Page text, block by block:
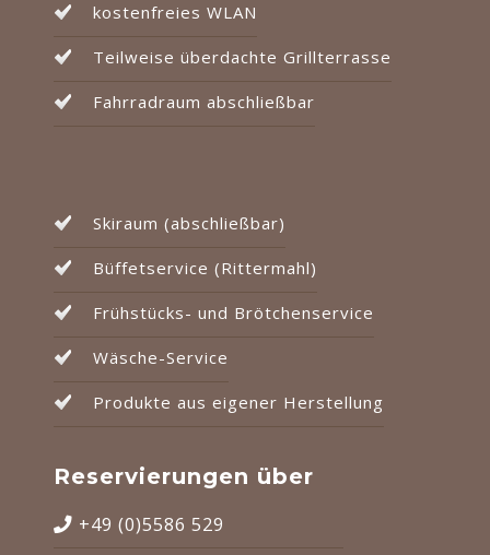
kostenfreies WLAN
Teilweise überdachte Grillterrasse
Fahrradraum abschließbar
Skiraum (abschließbar)
Büffetservice (Rittermahl)
Frühstücks- und Brötchenservice
Wäsche-Service
Produkte aus eigener Herstellung
Reservierungen über
+49 (0)5586 529